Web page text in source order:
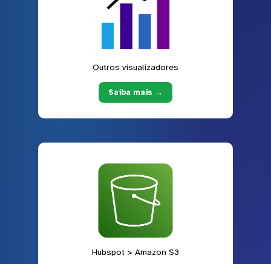
Outros visualizadores
Saiba mais →
Hubspot > Amazon S3